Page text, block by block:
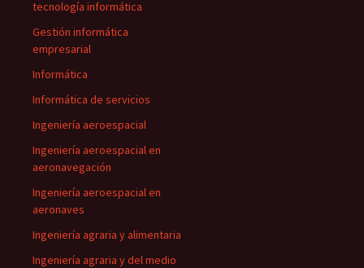
tecnología informática
Gestión informática
empresarial
Informática
Informática de servicios
Ingeniería aeroespacial
Ingeniería aeroespacial en
aeronavegación
Ingeniería aeroespacial en
aeronaves
Ingeniería agraria y alimentaria
Ingeniería agraria y del medio